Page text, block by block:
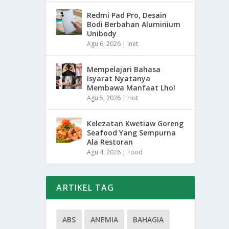
Redmi Pad Pro, Desain
Bodi Berbahan Aluminium
Unibody
Agu 6, 2026 | Inet
Mempelajari Bahasa
Isyarat Nyatanya
Membawa Manfaat Lho!
Agu 5, 2026 | Hot
Kelezatan Kwetiaw Goreng
Seafood Yang Sempurna
Ala Restoran
Agu 4, 2026 | Food
ARTIKEL TAG
ABS ANEMIA BAHAGIA